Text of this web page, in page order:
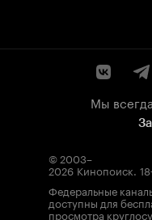
Мы
© 2003–
2026 Кинопоиск.
Федеральные
доступны для
просмотра